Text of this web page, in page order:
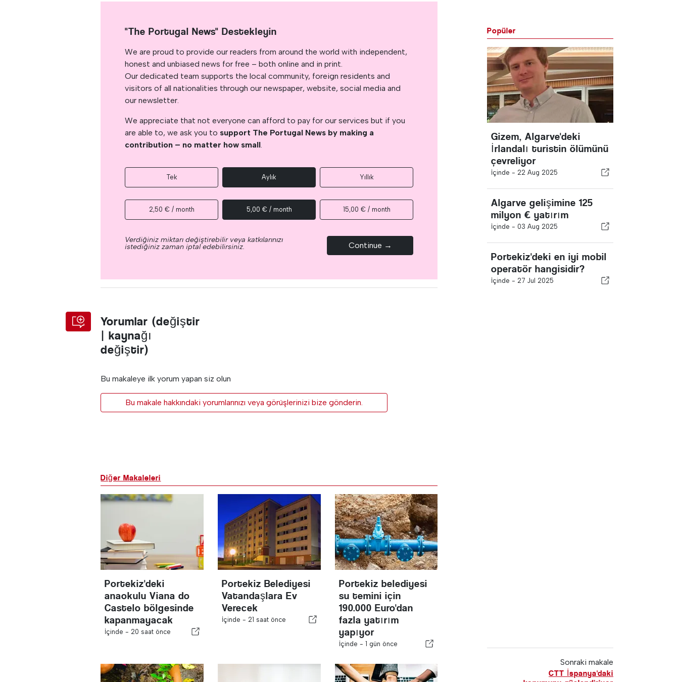
"The Portugal News" Destekleyin
We are proud to provide our readers from around the world with independent,
honest and unbiased news for free – both online and in print.
Our dedicated team supports the local community, foreign residents and
visitors of all nationalities through our newspaper, website, social media and
our newsletter.
We appreciate that not everyone can afford to pay for our services but if you
are able to, we ask you to support The Portugal News by making a
contribution – no matter how small.
Tek Aylık Yıllık
2,50 € / month 5,00 € / month 15,00 € / month
Verdiğiniz miktarı değiştirebilir veya katkılarınızı
istediğiniz zaman iptal edebilirsiniz. Continue →
Yorumlar (değiştir
| kaynağı
değiştir)
Bu makaleye ilk yorum yapan siz olun
Bu makale hakkındaki yorumlarınızı veya görüşlerinizi bize gönderin.
Popüler
Gizem, Algarve'deki
İrlandalı turistin ölümünü
çevreliyor
İçinde - 22 Aug 2025
Algarve gelişimine 125
milyon € yatırım
İçinde - 03 Aug 2025
Portekiz'deki en iyi mobil
operatör hangisidir?
İçinde - 27 Jul 2025
Diğer Makaleleri
Portekiz'deki
anaokulu Viana do
Castelo bölgesinde
kapanmayacak
İçinde - 20 saat önce
Portekiz Belediyesi
Vatandaşlara Ev
Verecek
İçinde - 21 saat önce
Portekiz belediyesi
su temini için
190.000 Euro'dan
fazla yatırım
yapıyor
İçinde - 1 gün önce
Sonraki makale
CTT İspanya'daki